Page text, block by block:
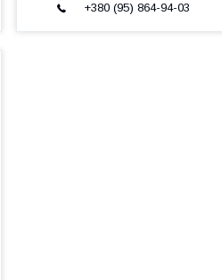
+380 (95) 864-94-03